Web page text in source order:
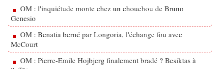
OM : l'inquiétude monte chez un chouchou de Bruno
Genesio
OM : Benatia berné par Longoria, l'échange fou avec
McCourt
OM : Pierre-Emile Hojbjerg finalement bradé ? Besiktas à